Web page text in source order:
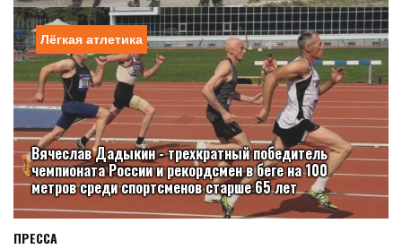
Лёгкая атлетика
Вячеслав Дадыкин - трехкратный победитель
чемпионата России и рекордсмен в беге на 100
метров среди спортсменов старше 65 лет
ПРЕССА